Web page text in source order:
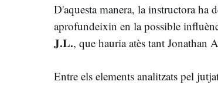
D'aquesta manera, la instructora ha
aprofundeixin en la possible
J.L., que hauria atès tant Jonathan
Entre els elements analitzats pel